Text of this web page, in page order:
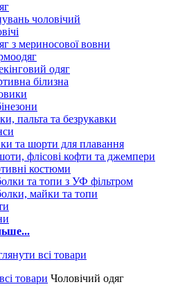
чоловічий
з мериносової вовни
одяг
білизна
пальта та безрукавки
та шорти для плавання
флісові кофти та джемпери
костюми
та топи з УФ фільтром
майки та топи
товари Чоловічий одяг